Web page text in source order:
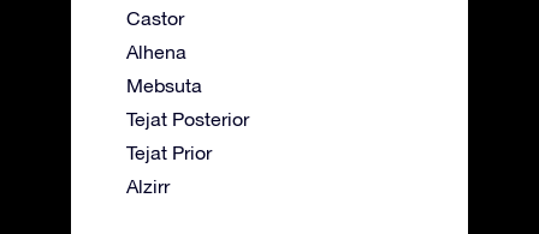
Castor
Alhena
Mebsuta
Tejat Posterior
Tejat Prior
Alzirr